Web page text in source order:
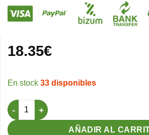
18.35€
33 disponibles
Silypro 250gr Protector Hepático Pineta
AÑADIR AL